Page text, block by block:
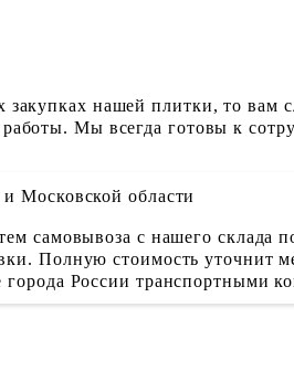
нашей плитки, то вам
Мы всегда готовы к
Московской области
самовывоза с нашего
Полную стоимость уточнит
города России транспортными